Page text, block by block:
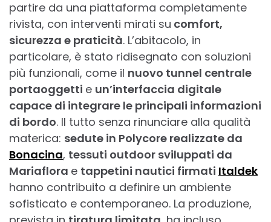
partire da una piattaforma completamente
rivista, con interventi mirati su comfort,
sicurezza e praticità. L’abitacolo, in
particolare, è stato ridisegnato con soluzioni
più funzionali, come il nuovo tunnel centrale
portaoggetti e un’interfaccia digitale
capace di integrare le principali informazioni
di bordo. Il tutto senza rinunciare alla qualità
materica: sedute in Polycore realizzate da
Bonacina, tessuti outdoor sviluppati da
Mariaflora e tappetini nautici firmati Italdek
hanno contribuito a definire un ambiente
sofisticato e contemporaneo. La produzione,